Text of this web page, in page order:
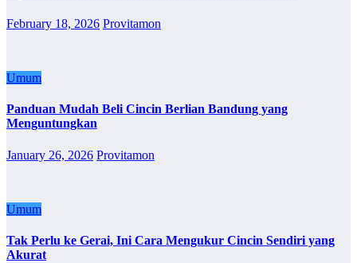
February 18, 2026 Provitamon
Umum
Panduan Mudah Beli Cincin Berlian Bandung yang
Menguntungkan
January 26, 2026 Provitamon
Umum
Tak Perlu ke Gerai, Ini Cara Mengukur Cincin Sendiri yang
Akurat